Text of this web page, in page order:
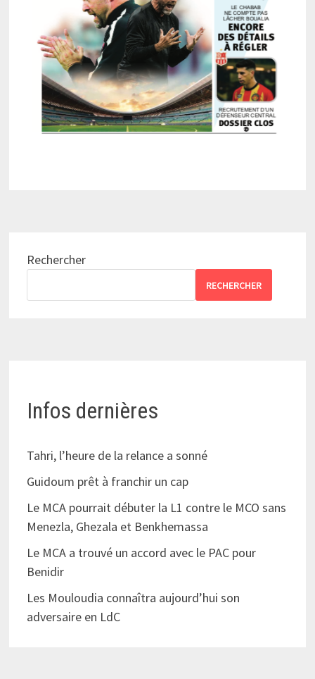
Rechercher
RECHERCHER
Infos dernières
Tahri, l’heure de la relance a sonné
Guidoum prêt à franchir un cap
Le MCA pourrait débuter la L1 contre le MCO sans
Menezla, Ghezala et Benkhemassa
Le MCA a trouvé un accord avec le PAC pour
Benidir
Les Mouloudia connaîtra aujourd’hui son
adversaire en LdC